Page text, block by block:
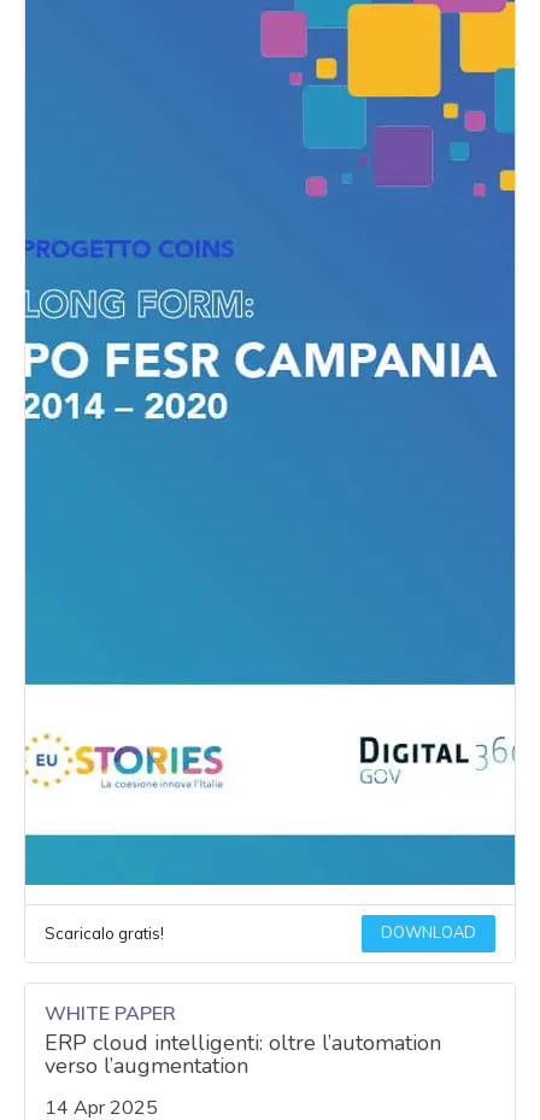
Scaricalo gratis! DOWNLOAD
WHITE PAPER
ERP cloud intelligenti: oltre l’automation
verso l’augmentation
14 Apr 2025